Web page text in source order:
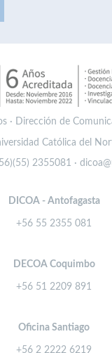
· Dirección de
Católica del
2355081 ·
DICOA - Antofagasta
+56 55 2355 081
DECOA Coquimbo
+56 51 2209 891
Oficina Santiago
+56 2 2222 6219